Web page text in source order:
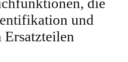
und